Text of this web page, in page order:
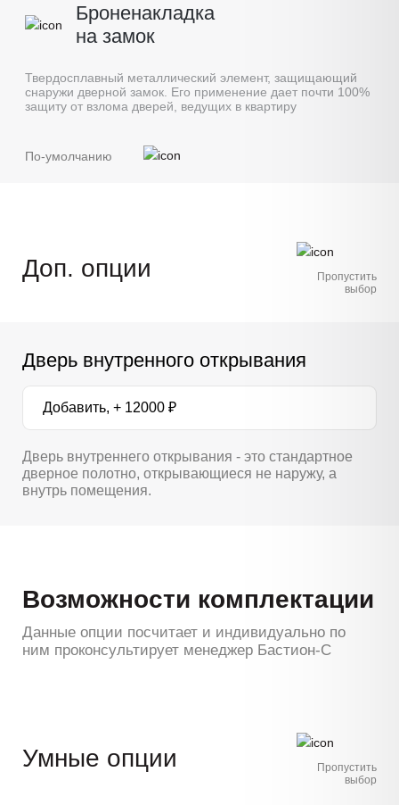
Броненакладка
на замок
Твердосплавный металлический элемент, защищающий
снаружи дверной замок. Его применение дает почти 100%
защиту от взлома дверей, ведущих в квартиру
По-умолчанию
Доп. опции
Пропустить
выбор
Дверь внутренного открывания
Добавить, + 12000 ₽
Дверь внутреннего открывания - это стандартное
дверное полотно, открывающиеся не наружу, а
внутрь помещения.
Возможности комплектации
Данные опции посчитает и индивидуально по
ним проконсультирует менеджер Бастион-С
Умные опции
Пропустить
выбор